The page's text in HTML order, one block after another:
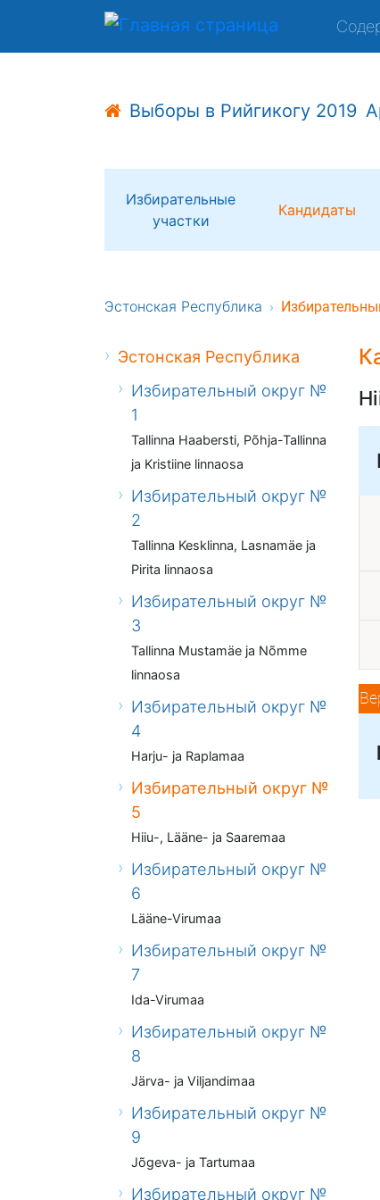
Выборы в Рийгикогу 2019
Избирательные
участки
Кандидаты
Эстонская Республика
Эстонская Республика
Избирательный округ №
1
Tallinna Haabersti, Põhja-Tallinna
ja Kristiine linnaosa
Избирательный округ №
2
Tallinna Kesklinna, Lasnamäe ja
Pirita linnaosa
Избирательный округ №
3
Tallinna Mustamäe ja Nõmme
linnaosa
Избирательный округ №
4
Harju- ja Raplamaa
Избирательный округ №
5
Hiiu-, Lääne- ja Saaremaa
Избирательный округ №
6
Lääne-Virumaa
Избирательный округ №
7
Ida-Virumaa
Избирательный округ №
8
Järva- ja Viljandimaa
Избирательный округ №
9
Jõgeva- ja Tartumaa
Избирательный округ №